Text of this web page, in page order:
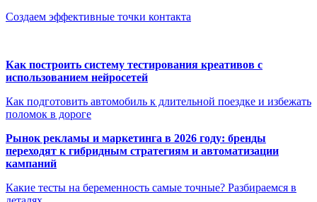
Создаем эффективные точки контакта
Как построить систему тестирования креативов с
использованием нейросетей
Как подготовить автомобиль к длительной поездке и избежать
поломок в дороге
Рынок рекламы и маркетинга в 2026 году: бренды
переходят к гибридным стратегиям и автоматизации
кампаний
Какие тесты на беременность самые точные? Разбираемся в